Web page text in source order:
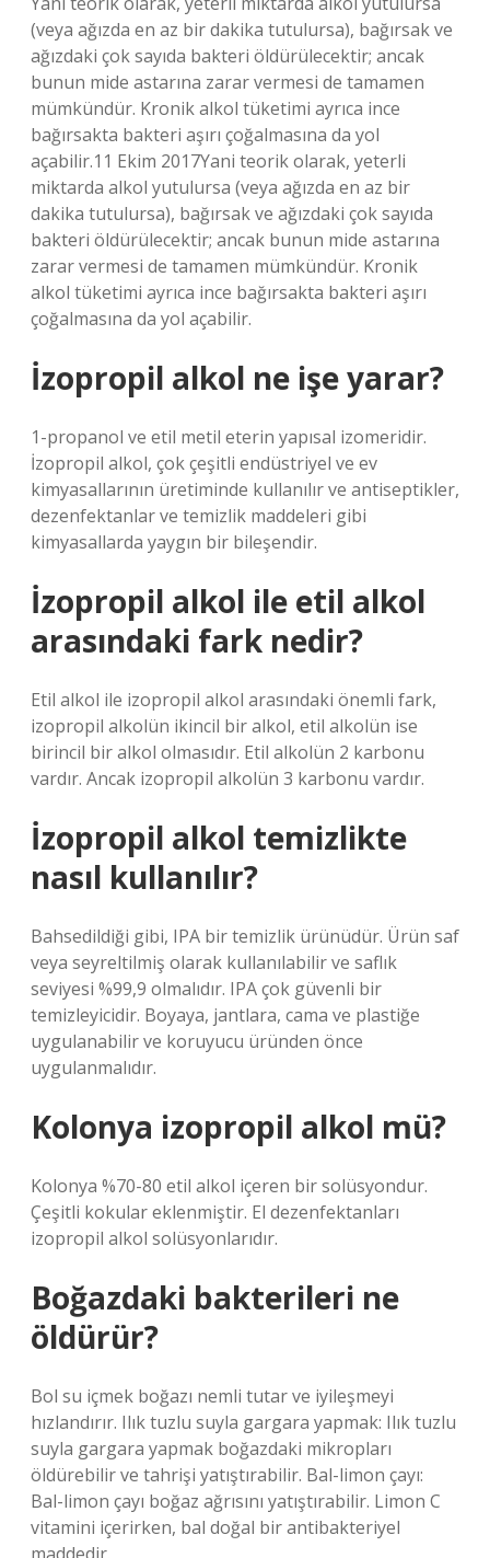
(veya ağızda en az bir dakika tutulursa), bağırsak ve
ağızdaki çok sayıda bakteri öldürülecektir; ancak
bunun mide astarına zarar vermesi de tamamen
mümkündür. Kronik alkol tüketimi ayrıca ince
bağırsakta bakteri aşırı çoğalmasına da yol
açabilir.11 Ekim 2017Yani teorik olarak, yeterli
miktarda alkol yutulursa (veya ağızda en az bir
dakika tutulursa), bağırsak ve ağızdaki çok sayıda
bakteri öldürülecektir; ancak bunun mide astarına
zarar vermesi de tamamen mümkündür. Kronik
alkol tüketimi ayrıca ince bağırsakta bakteri aşırı
çoğalmasına da yol açabilir.
İzopropil alkol ne işe yarar?
1-propanol ve etil metil eterin yapısal izomeridir.
İzopropil alkol, çok çeşitli endüstriyel ve ev
kimyasallarının üretiminde kullanılır ve antiseptikler,
dezenfektanlar ve temizlik maddeleri gibi
kimyasallarda yaygın bir bileşendir.
İzopropil alkol ile etil alkol
arasındaki fark nedir?
Etil alkol ile izopropil alkol arasındaki önemli fark,
izopropil alkolün ikincil bir alkol, etil alkolün ise
birincil bir alkol olmasıdır. Etil alkolün 2 karbonu
vardır. Ancak izopropil alkolün 3 karbonu vardır.
İzopropil alkol temizlikte
nasıl kullanılır?
Bahsedildiği gibi, IPA bir temizlik ürünüdür. Ürün saf
veya seyreltilmiş olarak kullanılabilir ve saflık
seviyesi %99,9 olmalıdır. IPA çok güvenli bir
temizleyicidir. Boyaya, jantlara, cama ve plastiğe
uygulanabilir ve koruyucu üründen önce
uygulanmalıdır.
Kolonya izopropil alkol mü?
Kolonya %70-80 etil alkol içeren bir solüsyondur.
Çeşitli kokular eklenmiştir. El dezenfektanları
izopropil alkol solüsyonlarıdır.
Boğazdaki bakterileri ne
öldürür?
Bol su içmek boğazı nemli tutar ve iyileşmeyi
hızlandırır. Ilık tuzlu suyla gargara yapmak: Ilık tuzlu
suyla gargara yapmak boğazdaki mikropları
öldürebilir ve tahrişi yatıştırabilir. Bal-limon çayı:
Bal-limon çayı boğaz ağrısını yatıştırabilir. Limon C
vitamini içerirken, bal doğal bir antibakteriyel